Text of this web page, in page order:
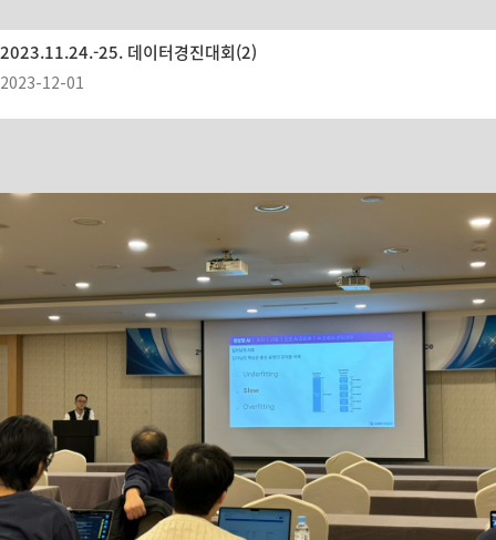
2023.11.24.-25. 데이터경진대회(2)
2023-12-01